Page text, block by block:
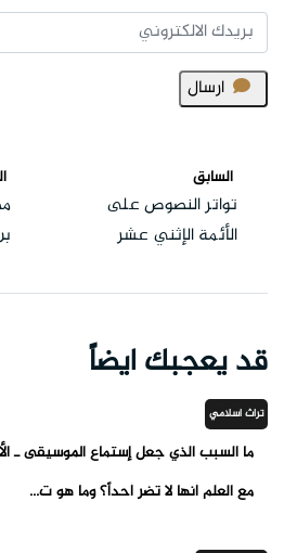
ارسال
السابق
تواتر النصوص على
الأئمة الإثني عشر
قد يعجبك ايضاً
تراث اسلامي
ما السبب الذي جعل إستماع الموسيقى ـ
مع العلم أنها لا تضر أحداً؟ وما هو ت...